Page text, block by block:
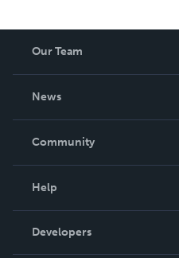
Our Team
News
In The News
Community
Podcast
Help
Order Lookup
Knowledge Base
Developers